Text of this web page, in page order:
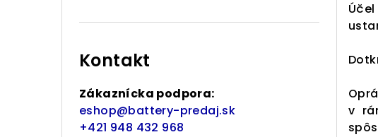
Kontakt
Zákaznícka podpora:
eshop@battery-predaj.sk
+421 948 432 968
v